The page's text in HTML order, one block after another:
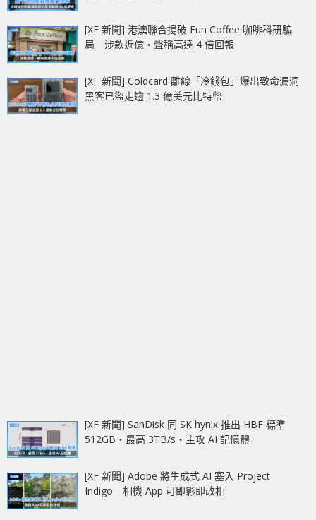
[XF 新聞] 港澳聯合搗破 Fun Coffee 咖啡科研騙
局 涉款近億‧聲稱高達 4 倍回報
[XF 新聞] Coldcard 離線「冷錢包」爆出致命漏洞
黑客已盜走逾 1.3 億美元比特幣
[XF 新聞] SanDisk 同 SK hynix 推出 HBF 標準
512GB‧最高 3TB/s‧主攻 AI 記憶體
[XF 新聞] Adobe 將生成式 AI 塞入 Project
Indigo 相機 App 可即影即改相